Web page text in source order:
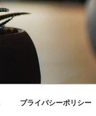
プライバシーポリシー